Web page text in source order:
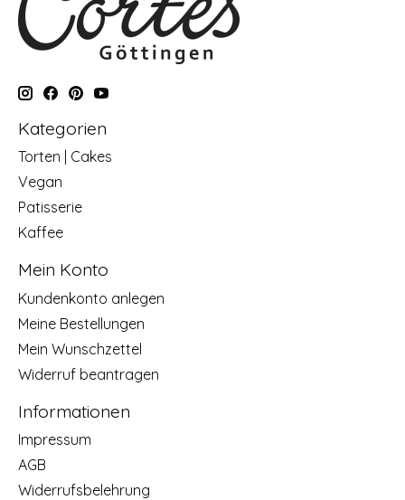
Kategorien
Torten | Cakes
Vegan
Patisserie
Kaffee
Mein Konto
Kundenkonto anlegen
Meine Bestellungen
Mein Wunschzettel
Widerruf beantragen
Informationen
Impressum
AGB
Widerrufsbelehrung